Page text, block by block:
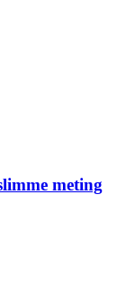
meting